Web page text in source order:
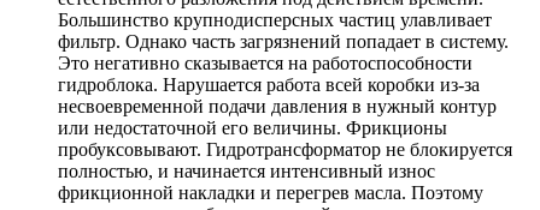
Большинство крупнодисперсных частиц улавливает
фильтр. Однако часть загрязнений попадает в систему.
Это негативно сказывается на работоспособности
гидроблока. Нарушается работа всей коробки из-за
несвоевременной подачи давления в нужный контур
или недостаточной его величины. Фрикционы
пробуксовывают. Гидротрансформатор не блокируется
полностью, и начинается интенсивный износ
фрикционной накладки и перегрев масла. Поэтому